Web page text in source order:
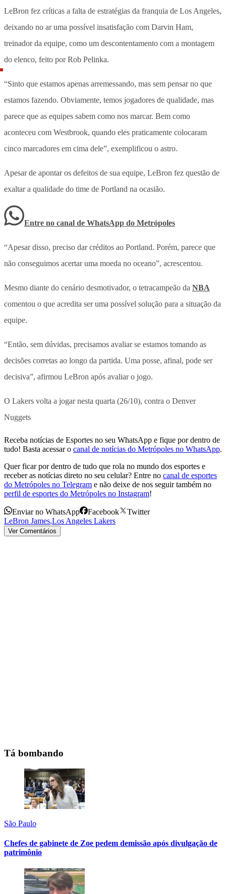
LeBron fez críticas a falta de estratégias da franquia de Los Angeles,
deixando no ar uma possível insatisfação com Darvin Ham,
treinador da equipe, como um descontentamento com a montagem
do elenco, feito por Rob Pelinka.
“Sinto que estamos apenas arremessando, mas sem pensar no que
estamos fazendo. Obviamente, temos jogadores de qualidade, mas
parece que as equipes sabem como nos marcar. Bem como
aconteceu com Westbrook, quando eles praticamente colocaram
cinco marcadores em cima dele”, exemplificou o astro.
Apesar de apontar os defeitos de sua equipe, LeBron fez questão de
exaltar a qualidade do time de Portland na ocasião.
Entre no canal de WhatsApp do Metrópoles
“Apesar disso, preciso dar créditos ao Portland. Porém, parece que
não conseguimos acertar uma moeda no oceano”, acrescentou.
Mesmo diante do cenário desmotivador, o tetracampeão da NBA
comentou o que acredita ser uma possível solução para a situação da
equipe.
“Então, sem dúvidas, precisamos avaliar se estamos tomando as
decisões corretas ao longo da partida. Uma posse, afinal, pode ser
decisiva”, afirmou LeBron após avaliar o jogo.
O Lakers volta a jogar nesta quarta (26/10), contra o Denver
Nuggets
Receba notícias de Esportes no seu WhatsApp e fique por dentro de
tudo! Basta acessar o canal de notícias do Metrópoles no WhatsApp.
Quer ficar por dentro de tudo que rola no mundo dos esportes e
receber as notícias direto no seu celular? Entre no canal de esportes
do Metrópoles no Telegram e não deixe de nos seguir também no
perfil de esportes do Metrópoles no Instagram!
Enviar no WhatsApp Facebook
Twitter
LeBron James,Los Angeles Lakers
Ver Comentários
Tá bombando
São Paulo
Chefes de gabinete de Zoe pedem demissão após divulgação de
patrimônio